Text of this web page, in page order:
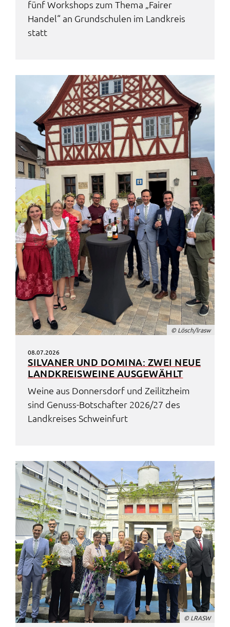
fünf Work­shops zum Thema „Fairer
Handel“ an Grund­schu­len im Land­kreis
statt
© Lösch/lrasw
08.07.2026
SILVA­NER UND DOMI­NA: ZWEI NEUE
LAND­KREIS­WEI­NE AUSGE­WÄHLT
Weine aus Donners­dorf und Zeilitz­heim
sind Genuss-Botschaf­ter 2026/27 des
Land­krei­ses Schwein­furt
© LRASW